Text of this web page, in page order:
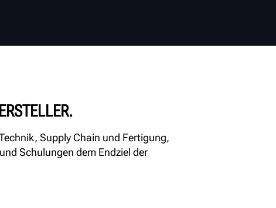
Supply Chain und Fertigung,
Schulungen dem Endziel der